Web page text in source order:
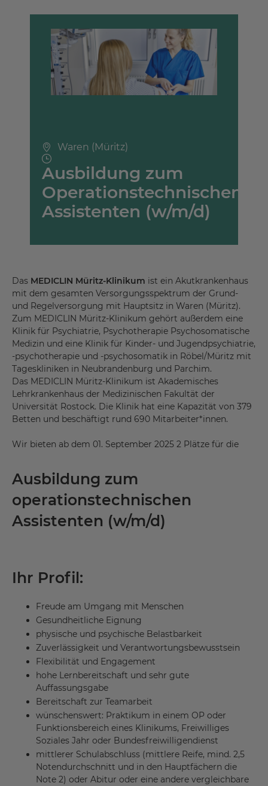
Waren (Müritz)
Ausbildung zum
Operationstechnischen
Assistenten (w/m/d)
Das MEDICLIN Müritz-Klinikum ist ein Akutkrankenhaus
mit dem gesamten Versorgungsspektrum der Grund-
und Regelversorgung mit Hauptsitz in Waren (Müritz).
Zum MEDICLIN Müritz-Klinikum gehört außerdem eine
Klinik für Psychiatrie, Psychotherapie Psychosomatische
Medizin und eine Klinik für Kinder- und Jugendpsychiatrie,
-psychotherapie und -psychosomatik in Röbel/Müritz mit
Tageskliniken in Neubrandenburg und Parchim.
Das MEDICLIN Müritz-Klinikum ist Akademisches
Lehrkrankenhaus der Medizinischen Fakultät der
Universität Rostock. Die Klinik hat eine Kapazität von 379
Betten und beschäftigt rund 690 Mitarbeiter*innen.
Wir bieten ab dem 01. September 2025 2 Plätze für die
Ausbildung zum
operationstechnischen
Assistenten (w/m/d)
Ihr Profil:
Freude am Umgang mit Menschen
Gesundheitliche Eignung
physische und psychische Belastbarkeit
Zuverlässigkeit und Verantwortungsbewusstsein
Flexibilität und Engagement
hohe Lernbereitschaft und sehr gute
Auffassungsgabe
Bereitschaft zur Teamarbeit
wünschenswert: Praktikum in einem OP oder
Funktionsbereich eines Klinikums, Freiwilliges
Soziales Jahr oder Bundesfreiwilligendienst
mittlerer Schulabschluss (mittlere Reife, mind. 2,5
Notendurchschnitt und in den Hauptfächern die
Note 2) oder Abitur oder eine andere vergleichbare